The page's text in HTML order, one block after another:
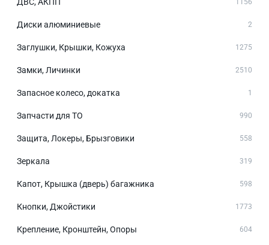
1156
Диски алюминиевые 2
Заглушки, Крышки, Кожуха 1275
Замки, Личинки 2510
Запасное колесо, докатка 1
Запчасти для ТО 990
Защита, Локеры, Брызговики 558
Зеркала 319
Капот, Крышка (дверь) багажника 598
Кнопки, Джойстики 1773
Крепление, Кронштейн, Опоры 604